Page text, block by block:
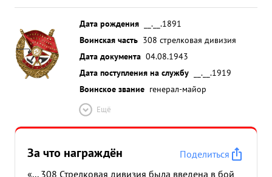
Дата рождения
__.__.1891
Воинская часть 308 стрелковая дивизия
Дата документа 04.08.1943
Дата поступления на службу
__.__.1919
Воинское звание генерал-майор
Ещё
За что награждён
Поделиться
«... 308 Стрелковая дивизия была введена в бой